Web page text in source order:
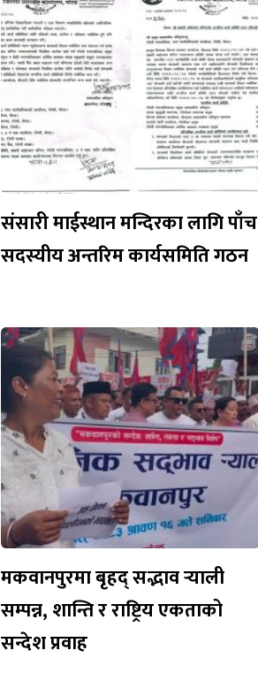
संसारी माईस्थान मन्दिरका लागि पाँच
सदस्यीय अन्तरिम कार्यसमिति गठन
मकवानपुरमा बृहद् सद्भाव र्‍याली
सम्पन्न, शान्ति र राष्ट्रिय एकताको
सन्देश प्रवाह